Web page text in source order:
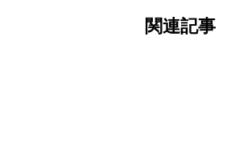
関連記事